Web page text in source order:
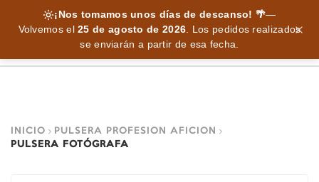
¡Nos tomamos unos días de descanso! 🌴—
Volvemos el25 de agosto de 2026. Los pedidos realizados
se enviarán a partir de esa fecha.
INICIO
PULSERA PROFESION AFICION
PULSERA FOTÓGRAFA